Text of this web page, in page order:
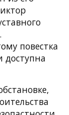
повестка
доступна